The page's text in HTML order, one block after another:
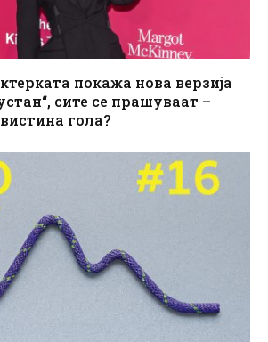
покажа нова верзија
сите се прашуваат –
гола?